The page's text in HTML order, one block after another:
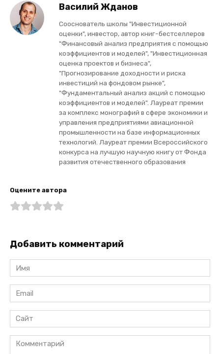
Василий Жданов
Сооснователь школы "Инвестиционной
оценки", инвестор, автор книг-бестселлеров
"Финансовый анализ предприятия с помощью
коэффициентов и моделей", "Инвестиционная
оценка проектов и бизнеса",
"Прогнозирование доходности и риска
инвестиций на фондовом рынке",
"Фундаментальный анализ акций с помощью
коэффициентов и моделей". Лауреат премии
за комплекс монографий в сфере экономики и
управления предприятиями авиационной
промышленности на базе информационных
технологий. Лауреат премии Всероссийского
конкурса на лучшую научную книгу от Фонда
развития отечественного образования
Оцените автора
Добавить комментарий
Имя
*
Email
*
Сайт
Комментарий